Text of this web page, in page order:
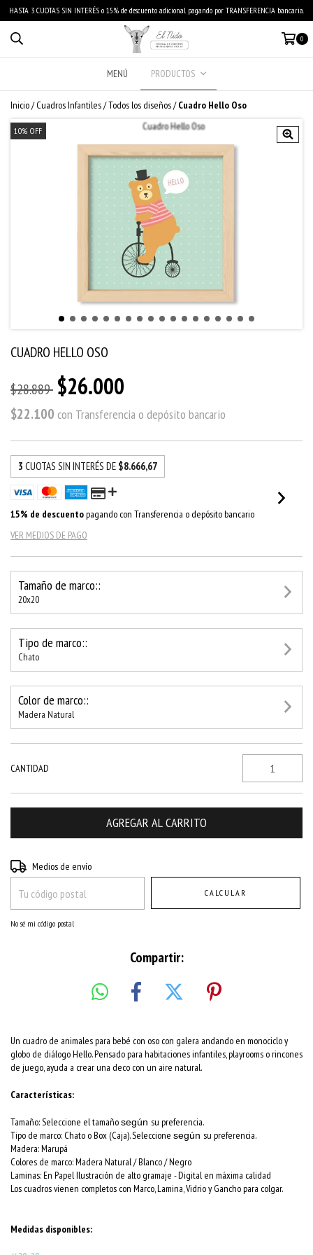
HASTA 3 CUOTAS SIN INTERÉS o 15% de descuento adicional pagando por TRANSFERENCIA bancaria.
0
MENÚ PRODUCTOS
Inicio/ Cuadros Infantiles/Todos los diseños/ Cuadro Hello Oso
10% OFF
CUADRO HELLO OSO
$28.889 $26.000
$22.100 con Transferencia o depósito bancario
3 CUOTAS SIN INTERÉS DE $8.666,67
15% de descuentopagando con Transferencia o depósito bancario
VER MEDIOS DE PAGO
Tamaño de marco::
20x20
Tipo de marco::
Chato
Color de marco::
Madera Natural
CANTIDAD
Entregas para el CP:
Medios de envío
CALCULAR
No sé mi código postal
Compartir:
Un cuadro de animales para bebé con oso con galera andando en monociclo y
globo de diálogo Hello. Pensado para habitaciones infantiles, playrooms o rincones
de juego, ayuda a crear una deco con un aire natural.
Características:
Tamaño: Seleccione el tamañosegún su preferencia.
Tipo de marco: Chato o Box (Caja). Seleccione según su preferencia.
Madera: Marupá
Colores de marco:Madera Natural / Blanco / Negro
Laminas: En Papel Ilustración de alto gramaje - Digital en máxima calidad
Los cuadros vienen completos con Marco, Lamina, Vidrio y Gancho para colgar.
Medidas disponibles: